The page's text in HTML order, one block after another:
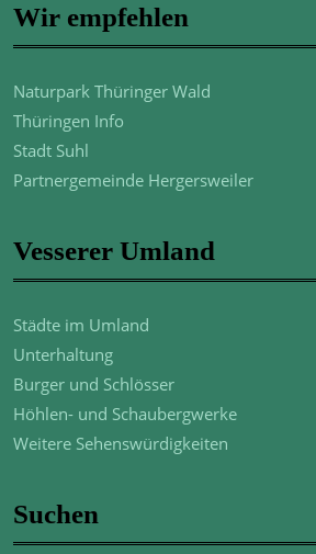
Wir empfehlen
Naturpark Thüringer Wald
Thüringen Info
Stadt Suhl
Partnergemeinde Hergersweiler
Vesserer Umland
Städte im Umland
Unterhaltung
Burger und Schlösser
Höhlen- und Schaubergwerke
Weitere Sehenswürdigkeiten
Suchen